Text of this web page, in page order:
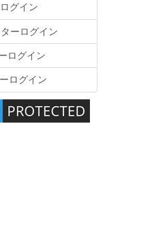
グイン
ーログイン
ログイン
ログイン